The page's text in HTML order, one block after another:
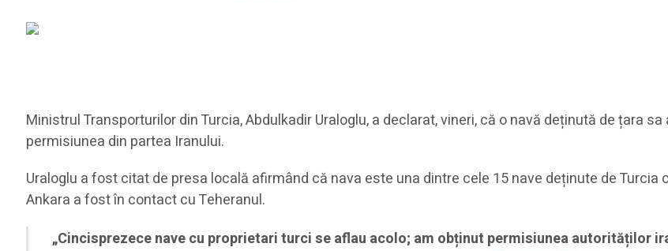
Ministrul Transporturilor din Turcia, Abdulkadir Uraloglu, a declarat, vineri, că o navă deținută de țara
permisiunea din partea Iranului.
Uraloglu a fost citat de presa locală afirmând că nava este una dintre cele 15 nave deținute de
Ankara a fost în contact cu Teheranul.
„Cincisprezece nave cu proprietari turci se aflau acolo; am obținut permisiunea autorităților